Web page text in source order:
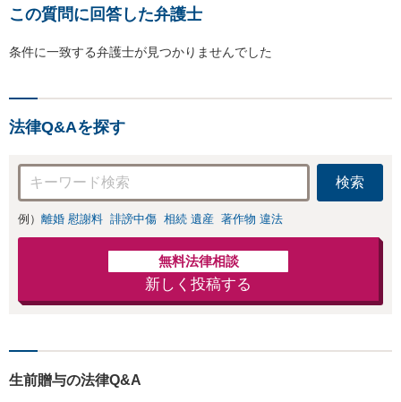
この質問に回答した弁護士
条件に一致する弁護士が見つかりませんでした
法律Q&Aを探す
検索
例） 離婚 慰謝料 誹謗中傷 相続 遺産 著作物 違法
無料法律相談
新しく投稿する
生前贈与の法律Q&A